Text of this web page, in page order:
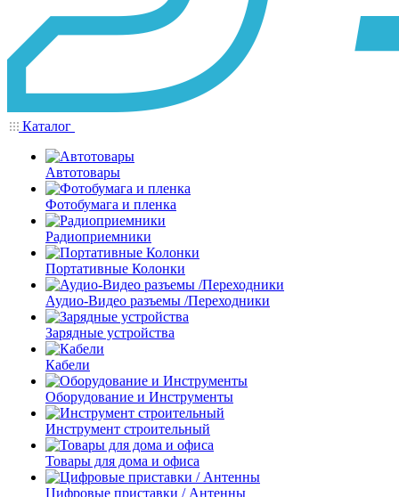
Каталог
Автотовары
Фотобумага и пленка
Радиоприемники
Портативные Колонки
Аудио-Видео разъемы /Переходники
Зарядные устройства
Кабели
Оборудование и Инструменты
Инструмент строительный
Товары для дома и офиса
Цифровые приставки / Антенны